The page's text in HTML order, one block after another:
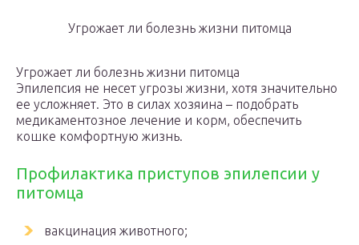
Угрожает ли болезнь жизни питомца
Угрожает ли болезнь жизни питомца
Эпилепсия не несет угрозы жизни, хотя значительно
ее усложняет. Это в силах хозяина – подобрать
медикаментозное лечение и корм, обеспечить
кошке комфортную жизнь.
Профилактика приступов эпилепсии у
питомца
вакцинация животного;